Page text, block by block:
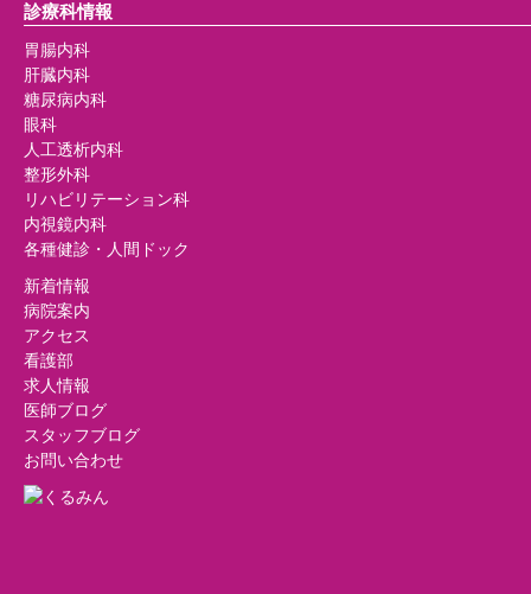
診療科情報
胃腸内科
肝臓内科
糖尿病内科
眼科
人工透析内科
整形外科
リハビリテーション科
内視鏡内科
各種健診・人間ドック
新着情報
病院案内
アクセス
看護部
求人情報
医師ブログ
スタッフブログ
お問い合わせ